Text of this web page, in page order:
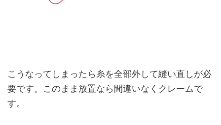
こうなってしまったら糸を全部外して縫い直しが必
要です。このまま放置なら間違いなくクレームで
す。